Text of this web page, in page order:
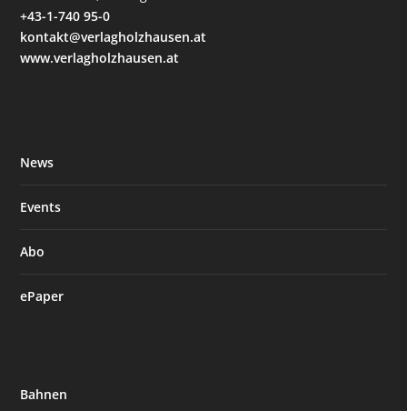
+43-1-740 95-0
kontakt@verlagholzhausen.at
www.verlagholzhausen.at
News
Events
Abo
ePaper
Bahnen